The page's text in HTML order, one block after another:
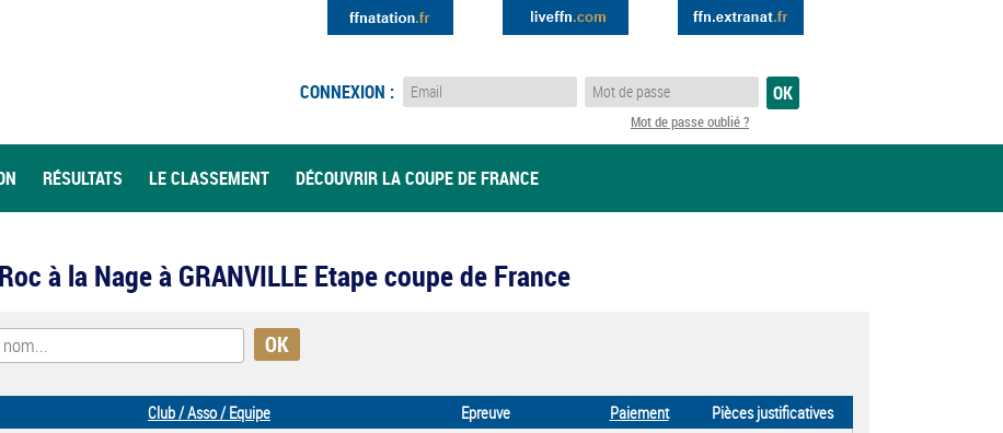
CONNEXION :
Mot de passe oublié ?
RÉSULTATS LE CLASSEMENT DÉCOUVRIR LA COUPE DE FRANCE
à la Nage à GRANVILLE Etape coupe de France
Club / Asso / Equipe Epreuve Paiement Pièces justificatives